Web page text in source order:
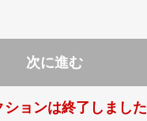
次に進む
ションは終了しました